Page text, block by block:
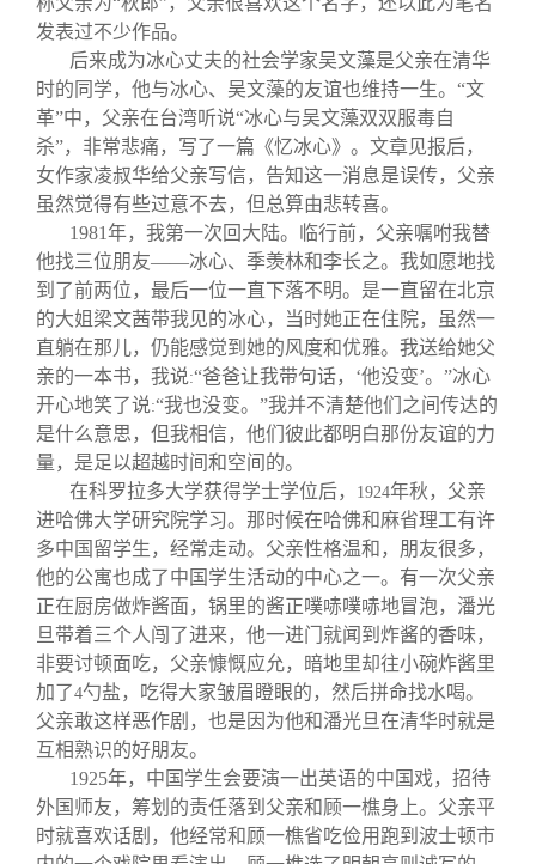
发表过不少作品。
后来成为冰心丈夫的社会学家吴文藻是父亲在清华
时的同学，他与冰心、吴文藻的友谊也维持一生。“文
革”中，父亲在台湾听说“冰心与吴文藻双双服毒自
杀”，非常悲痛，写了一篇《忆冰心》。文章见报后，
女作家凌叔华给父亲写信，告知这一消息是误传，父亲
虽然觉得有些过意不去，但总算由悲转喜。
1981年，我第一次回大陆。临行前，父亲嘱咐我替
他找三位朋友——冰心、季羡林和李长之。我如愿地找
到了前两位，最后一位一直下落不明。是一直留在北京
的大姐梁文茜带我见的冰心，当时她正在住院，虽然一
直躺在那儿，仍能感觉到她的风度和优雅。我送给她父
亲的一本书，我说:“爸爸让我带句话，‘他没变’。”冰心
开心地笑了说:“我也没变。”我并不清楚他们之间传达的
是什么意思，但我相信，他们彼此都明白那份友谊的力
量，是足以超越时间和空间的。
在科罗拉多大学获得学士学位后，
1924年秋，父亲
进哈佛大学研究院学习。那时候在哈佛和麻省理工有许
多中国留学生，经常走动。父亲性格温和，朋友很多，
他的公寓也成了中国学生活动的中心之一。有一次父亲
正在厨房做炸酱面，锅里的酱正噗哧噗哧地冒泡，潘光
旦带着三个人闯了进来，他一进门就闻到炸酱的香味，
非要讨顿面吃，父亲慷慨应允，暗地里却往小碗炸酱里
加了4勺盐，吃得大家皱眉瞪眼的，然后拼命找水喝。
父亲敢这样恶作剧，也是因为他和潘光旦在清华时就是
互相熟识的好朋友。
1925年，中国学生会要演一出英语的中国戏，招待
外国师友，筹划的责任落到父亲和顾一樵身上。父亲平
时就喜欢话剧，他经常和顾一樵省吃俭用跑到波士顿市